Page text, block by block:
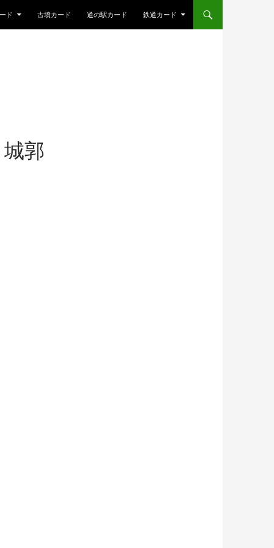
ド 古墳カード 道の駅カード 鉄道カード
郭